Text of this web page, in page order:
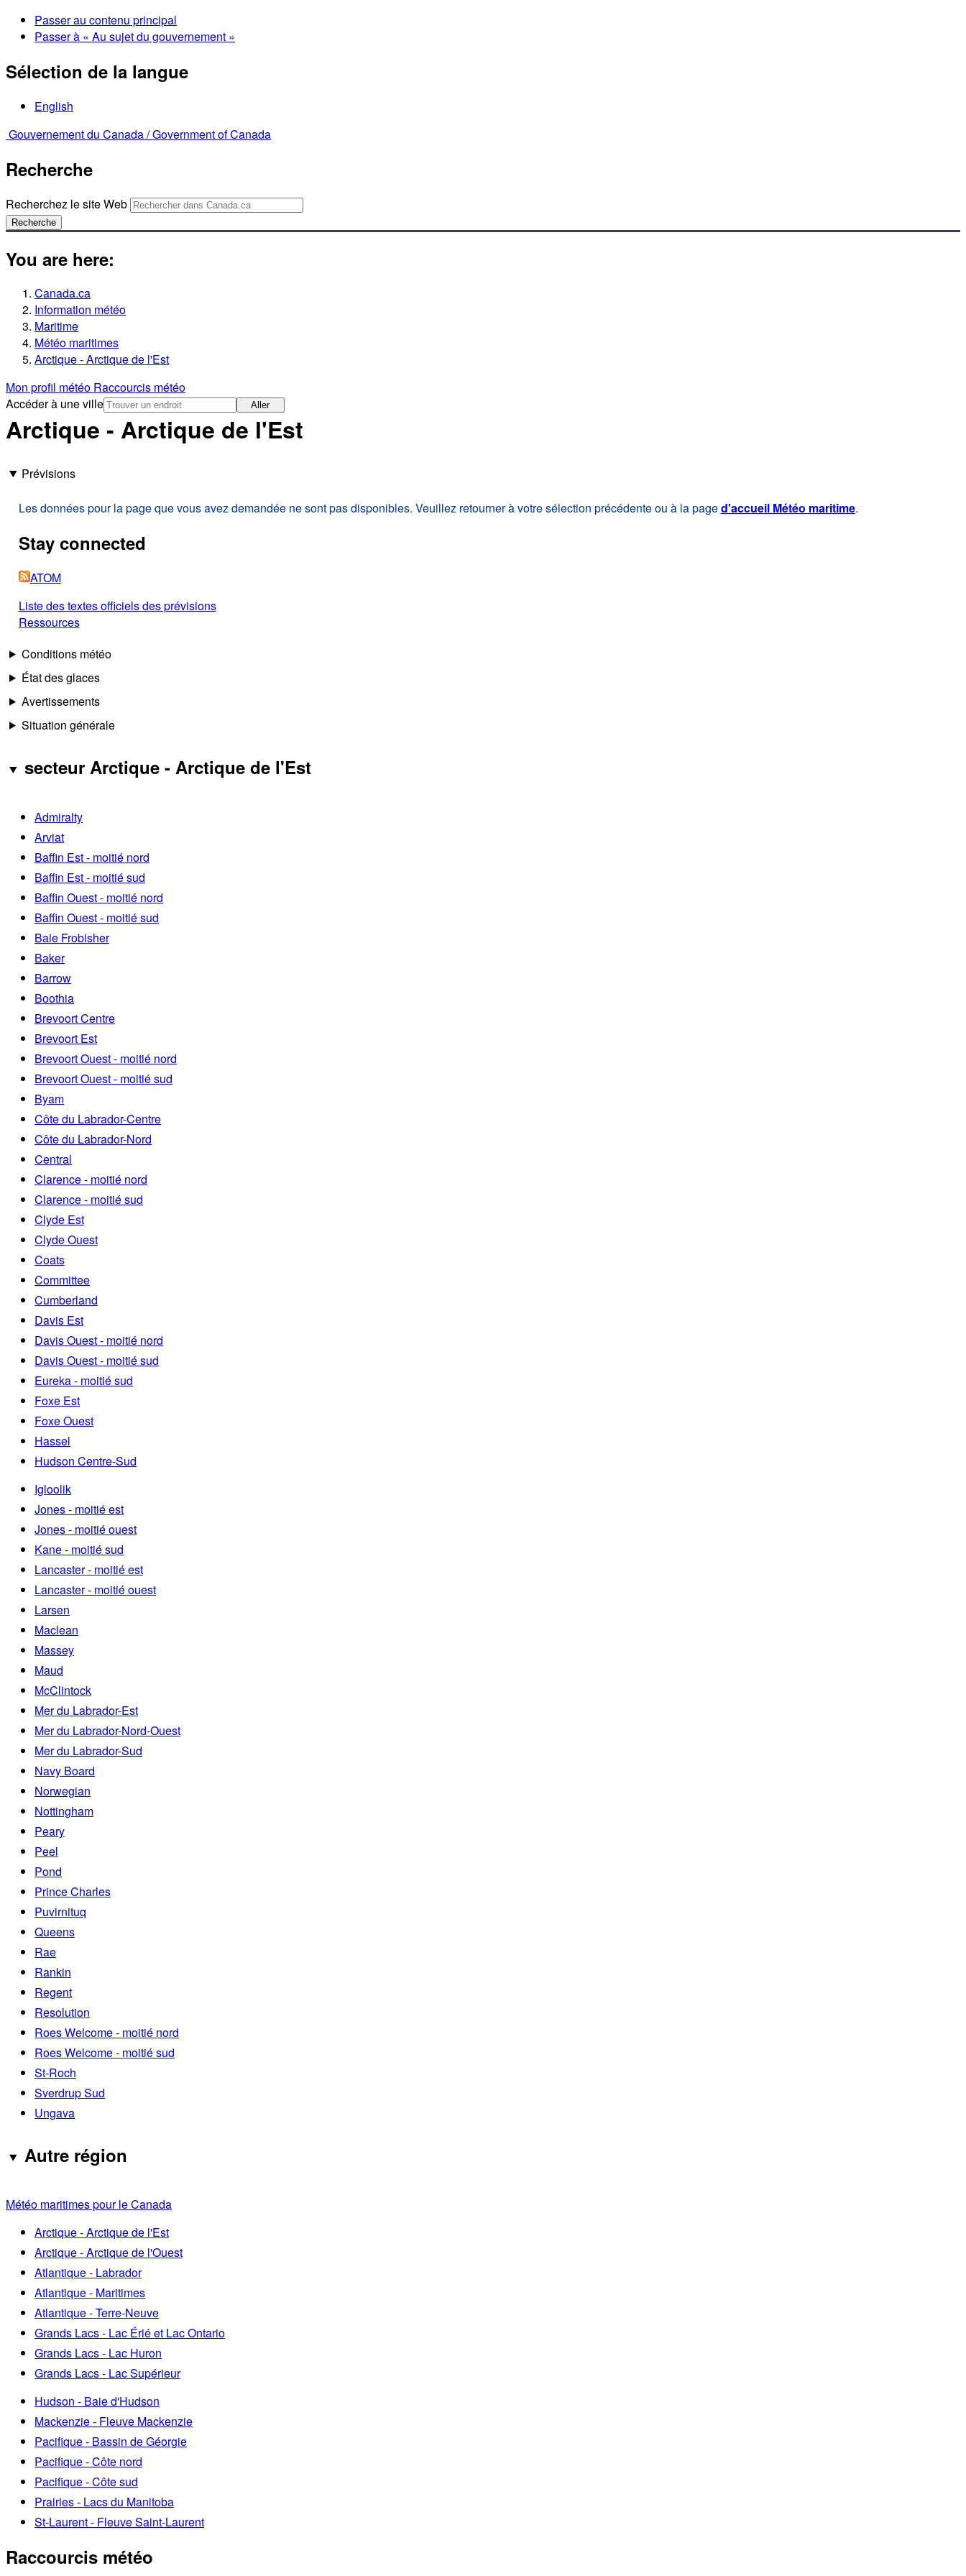
Passer au contenu principal
Passer à « Au sujet du gouvernement »
Sélection de la langue
English
Gouvernement du Canada /Government of Canada
Recherche
Recherchez le site Web
Recherche
You are here:
Canada.ca
Information météo
Maritime
Météo maritimes
Arctique - Arctique de l'Est
Mon profil météo Raccourcis météo
Accéder à une ville
Aller
Arctique - Arctique de l'Est
Prévisions
Les données pour la page que vous avez demandée ne sont pas disponibles. Veuillez retourner à votre sélection précédente ou à la paged'accueil Météo maritime.
Stay connected
ATOM
Liste des textes officiels des prévisions
Ressources
Conditions météo
État des glaces
Avertissements
Situation générale
secteur Arctique - Arctique de l'Est
Admiralty
Arviat
Baffin Est - moitié nord
Baffin Est - moitié sud
Baffin Ouest - moitié nord
Baffin Ouest - moitié sud
Baie Frobisher
Baker
Barrow
Boothia
Brevoort Centre
Brevoort Est
Brevoort Ouest - moitié nord
Brevoort Ouest - moitié sud
Byam
Côte du Labrador-Centre
Côte du Labrador-Nord
Central
Clarence - moitié nord
Clarence - moitié sud
Clyde Est
Clyde Ouest
Coats
Committee
Cumberland
Davis Est
Davis Ouest - moitié nord
Davis Ouest - moitié sud
Eureka - moitié sud
Foxe Est
Foxe Ouest
Hassel
Hudson Centre-Sud
Igloolik
Jones - moitié est
Jones - moitié ouest
Kane - moitié sud
Lancaster - moitié est
Lancaster - moitié ouest
Larsen
Maclean
Massey
Maud
McClintock
Mer du Labrador-Est
Mer du Labrador-Nord-Ouest
Mer du Labrador-Sud
Navy Board
Norwegian
Nottingham
Peary
Peel
Pond
Prince Charles
Puvirnituq
Queens
Rae
Rankin
Regent
Resolution
Roes Welcome - moitié nord
Roes Welcome - moitié sud
St-Roch
Sverdrup Sud
Ungava
Autre région
Météo maritimes pour le Canada
Arctique - Arctique de l'Est
Arctique - Arctique de l'Ouest
Atlantique - Labrador
Atlantique - Maritimes
Atlantique - Terre-Neuve
Grands Lacs - Lac Érié et Lac Ontario
Grands Lacs - Lac Huron
Grands Lacs - Lac Supérieur
Hudson - Baie d'Hudson
Mackenzie - Fleuve Mackenzie
Pacifique - Bassin de Géorgie
Pacifique - Côte nord
Pacifique - Côte sud
Prairies - Lacs du Manitoba
St-Laurent - Fleuve Saint-Laurent
Raccourcis météo